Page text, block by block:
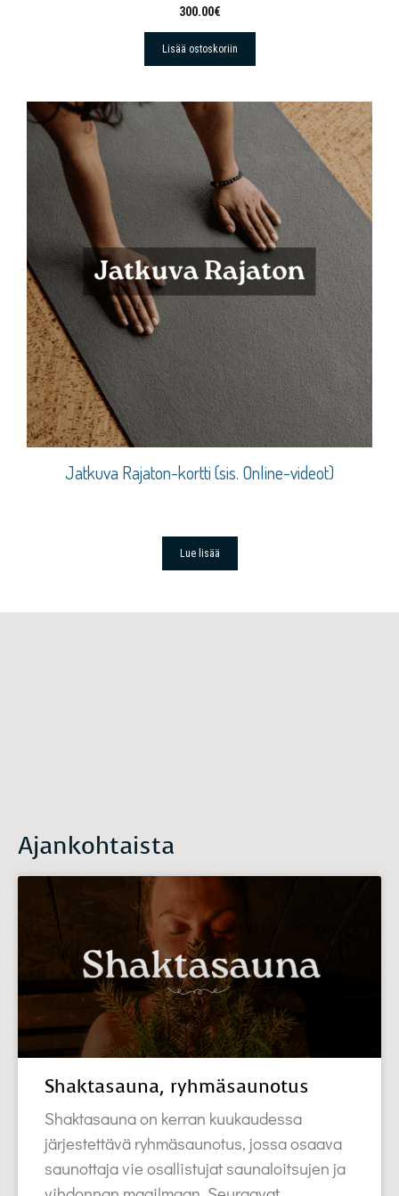
300.00€
Lisää ostoskoriin
Jatkuva Rajaton-kortti (sis. Online-videot)
Lue lisää
Ajankohtaista
Shaktasauna, ryhmäsaunotus
Shaktasauna on kerran kuukaudessa
järjestettävä ryhmäsaunotus, jossa osaava
saunottaja vie osallistujat saunaloitsujen ja